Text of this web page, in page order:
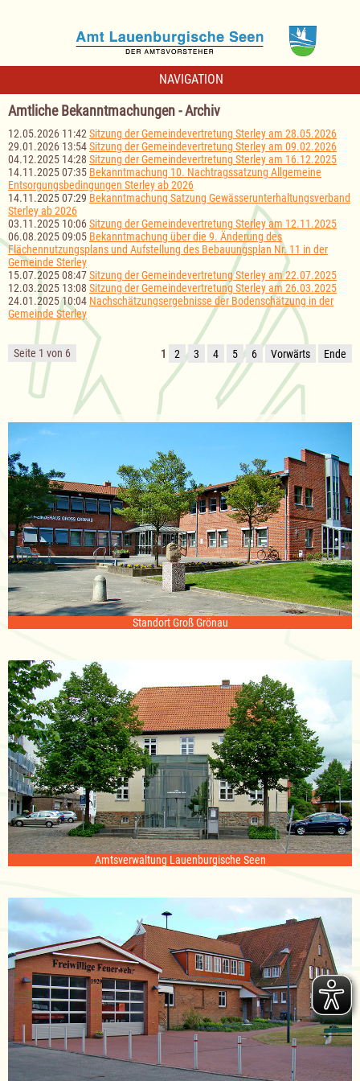
NAVIGATION
Amtliche Bekanntmachungen - Archiv
12.05.2026 11:42 Sitzung der Gemeindevertretung Sterley am 28.05.2026
29.01.2026 13:54Sitzung der Gemeindevertretung Sterley am 09.02.2026
04.12.2025 14:28 Sitzung der Gemeindevertretung Sterley am 16.12.2025
14.11.2025 07:35 Bekanntmachung 10. Nachtragssatzung Allgemeine
Entsorgungsbedingungen Sterley ab 2026
14.11.2025 07:29 Bekanntmachung Satzung Gewässerunterhaltungsverband
Sterley ab 2026
03.11.2025 10:06Sitzung der Gemeindevertretung Sterley am 12.11.2025
06.08.2025 09:05 Bekanntmachung über die 9. Änderung des
Flächennutzungsplans und Aufstellung des Bebauungsplan Nr. 11 in der
Gemeinde Sterley
15.07.2025 08:47Sitzung der Gemeindevertretung Sterley am 22.07.2025
12.03.2025 13:08 Sitzung der Gemeindevertretung Sterley am 26.03.2025
24.01.2025 10:04 Nachschätzungsergebnisse der Bodenschätzung in der
Gemeinde Sterley
Seite 1 von 6 1 2 3 4 5 6 Vorwärts Ende
Standort Groß Grönau
Amtsverwaltung Lauenburgische Seen